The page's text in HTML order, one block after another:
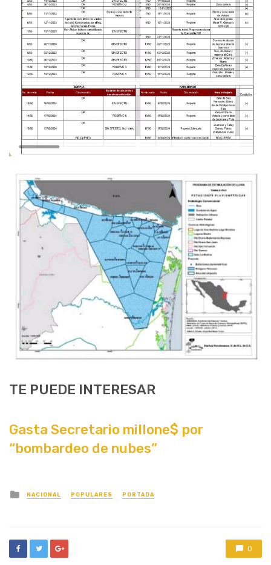
TE PUEDE INTERESAR
Gasta Secretario millone$ por
“bombardeo de nubes”
Posted
in
NACIONAL POPULARES PORTADA
0